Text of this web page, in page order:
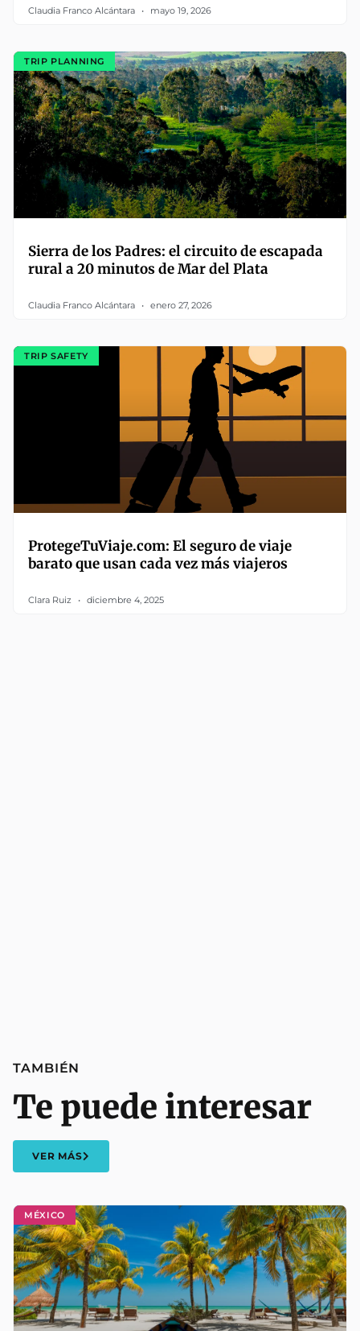
Claudia Franco Alcántara mayo 19, 2026
TRIP PLANNING
Sierra de los Padres: el circuito de escapada
rural a 20 minutos de Mar del Plata
Claudia Franco Alcántara enero 27, 2026
TRIP SAFETY
ProtegeTuViaje.com: El seguro de viaje
barato que usan cada vez más viajeros
Clara Ruiz diciembre 4, 2025
MÉXICO
TAMBIÉN
Te puede interesar
VER MÁS